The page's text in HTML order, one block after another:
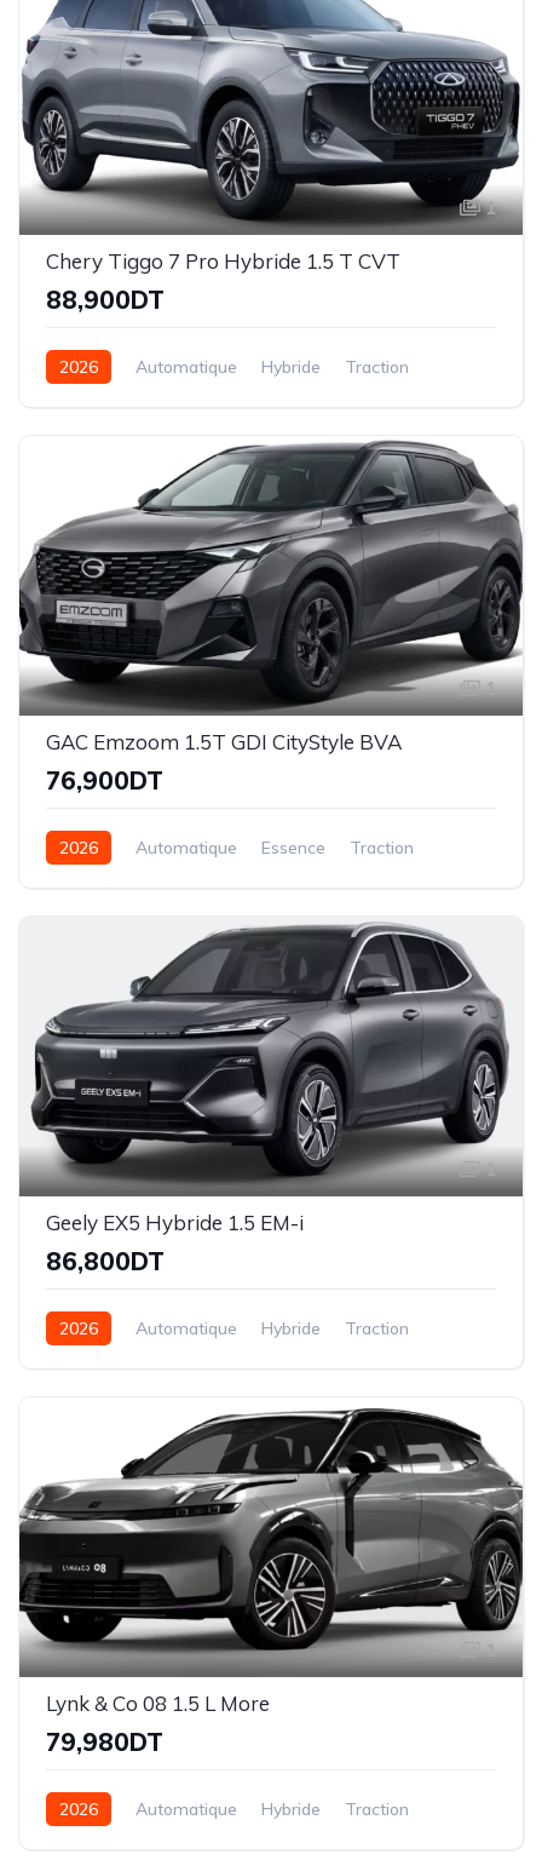
1
Chery Tiggo 7 Pro Hybride 1.5 T CVT
88,900DT
2026 Automatique Hybride Traction
1
GAC Emzoom 1.5T GDI CityStyle BVA
76,900DT
2026 Automatique Essence Traction
1
Geely EX5 Hybride 1.5 EM-i
86,800DT
2026 Automatique Hybride Traction
1
Lynk & Co 08 1.5 L More
79,980DT
2026 Automatique Hybride Traction